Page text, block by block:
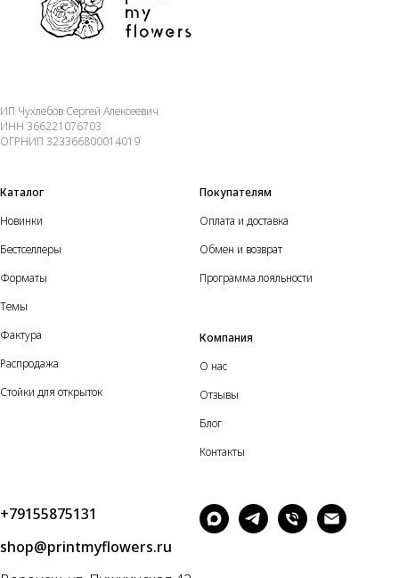
ИП Чухлебов Сергей Алексеевич
ИНН 366221076703
ОГРНИП 323366800014019
Каталог
Новинки
Бестселлеры
Форматы
Темы
Фактура
Распродажа
Стойки для открыток
Покупателям
Оплата и доставка
Обмен и возврат
Программа лояльности
Компания
О нас
Отзывы
Блог
Контакты
+79155875131
shop@printmyflowers.ru